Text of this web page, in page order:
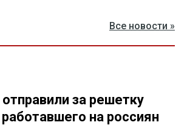
Все новости »
за решетку
на россиян